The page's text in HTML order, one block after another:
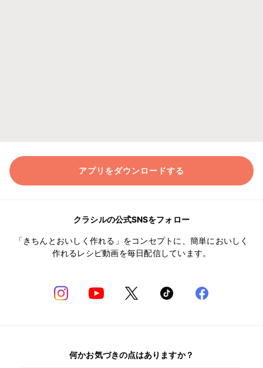
アプリをダウンロードする
クラシルの公式SNSをフォロー
「きちんとおいしく作れる」をコンセプトに、簡単においしく
作れるレシピ動画を毎日配信しています。
何かお気づきの点はありますか？